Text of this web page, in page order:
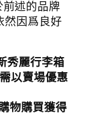
述的品牌
然因爲良好
秀麗行李箱
以賣場優惠
物購買獲得